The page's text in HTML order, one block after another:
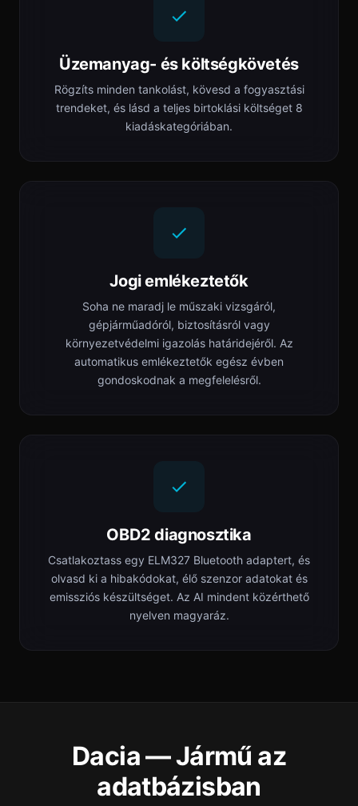
Üzemanyag- és költségkövetés
Rögzíts minden tankolást, kövesd a fogyasztási
trendeket, és lásd a teljes birtoklási költséget 8
kiadáskategóriában.
Jogi emlékeztetők
Soha ne maradj le műszaki vizsgáról,
gépjárműadóról, biztosításról vagy
környezetvédelmi igazolás határidejéről. Az
automatikus emlékeztetők egész évben
gondoskodnak a megfelelésről.
OBD2 diagnosztika
Csatlakoztass egy ELM327 Bluetooth adaptert, és
olvasd ki a hibakódokat, élő szenzor adatokat és
emissziós készültséget. Az AI mindent közérthető
nyelven magyaráz.
Dacia — Jármű az
adatbázisban